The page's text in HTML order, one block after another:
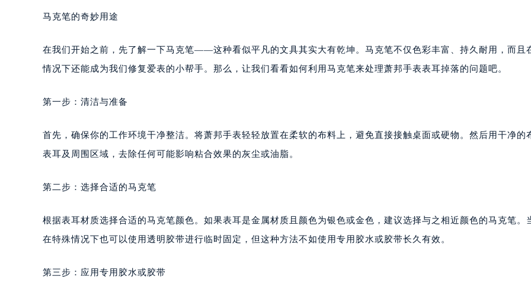
马克笔的奇妙用途
在我们开始之前，先了解一下马克笔——这种看似平凡的文具其实大有乾坤。马克笔不仅色彩丰富、持久耐用，而且
情况下还能成为我们修复爱表的小帮手。那么，让我们看看如何利用马克笔来处理萧邦手表表耳掉落的问题吧。
第一步：清洁与准备
首先，确保你的工作环境干净整洁。将萧邦手表轻轻放置在柔软的布料上，避免直接接触桌面或硬物。然后用干净的
表耳及周围区域，去除任何可能影响粘合效果的灰尘或油脂。
第二步：选择合适的马克笔
根据表耳材质选择合适的马克笔颜色。如果表耳是金属材质且颜色为银色或金色，建议选择与之相近颜色的马克笔。
在特殊情况下也可以使用透明胶带进行临时固定，但这种方法不如使用专用胶水或胶带长久有效。
第三步：应用专用胶水或胶带